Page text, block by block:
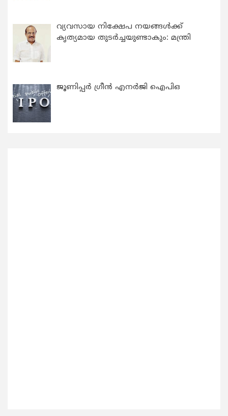
വ്യവസായ നിക്ഷേപ നയങ്ങള്‍ക്ക്
കൃത്യമായ തുടര്‍ച്ചയുണ്ടാകും: മന്ത്രി
ജൂണിപ്പർ ഗ്രീൻ എനർജി ഐപിഒ